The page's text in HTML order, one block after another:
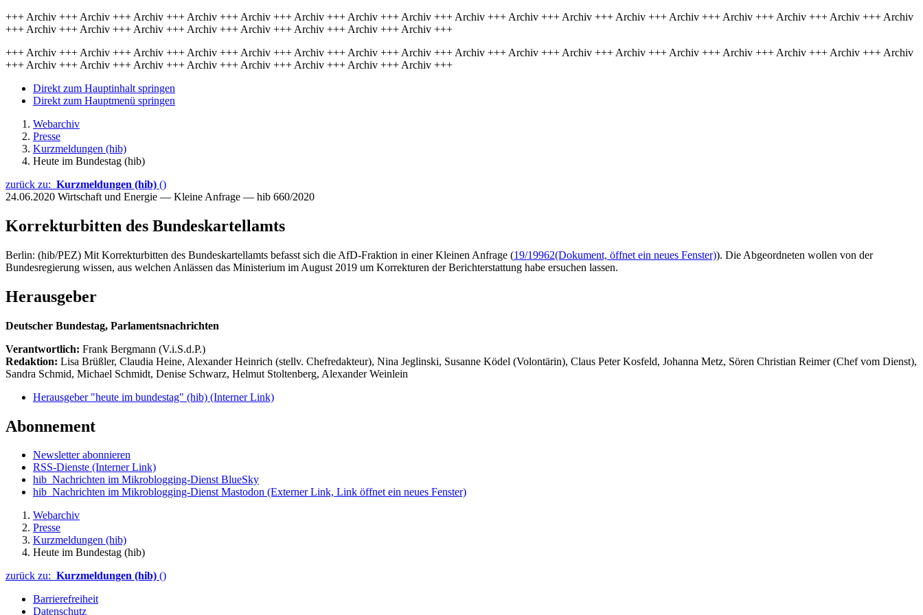
+++ Archiv +++ Archiv +++ Archiv +++ Archiv +++ Archiv +++ Archiv +++ Archiv +++ Archiv +++ Archiv +++ Archiv +++ Archiv +++ Archiv +++ Archiv +++ Archiv +++ Archiv +++ Archiv +++ Archiv
+++ Archiv +++ Archiv +++ Archiv +++ Archiv +++ Archiv +++ Archiv +++ Archiv +++ Archiv +++
+++ Archiv +++ Archiv +++ Archiv +++ Archiv +++ Archiv +++ Archiv +++ Archiv +++ Archiv +++ Archiv +++ Archiv +++ Archiv +++ Archiv +++ Archiv +++ Archiv +++ Archiv +++ Archiv +++ Archiv
+++ Archiv +++ Archiv +++ Archiv +++ Archiv +++ Archiv +++ Archiv +++ Archiv +++ Archiv +++
Direkt zum Hauptinhalt springen
Direkt zum Hauptmenü springen
Webarchiv
Presse
Kurzmeldungen (hib)
Heute im Bundestag (hib)
zurück zu: Kurzmeldungen (hib) ()
24.06.2020 Wirtschaft und Energie — Kleine Anfrage — hib 660/2020
Korrekturbitten des Bundeskartellamts
Berlin: (hib/PEZ) Mit Korrekturbitten des Bundeskartellamts befasst sich die AfD-Fraktion in einer Kleinen Anfrage (19/19962(Dokument, öffnet ein neues Fenster)). Die Abgeordneten wollen von der
Bundesregierung wissen, aus welchen Anlässen das Ministerium im August 2019 um Korrekturen der Berichterstattung habe ersuchen lassen.
Herausgeber
Deutscher Bundestag, Parlamentsnachrichten
Verantwortlich: Frank Bergmann (V.i.S.d.P.)
Redaktion: Lisa Brüßler, Claudia Heine, Alexander Heinrich (stellv. Chefredakteur), Nina Jeglinski, Susanne Ködel (Volontärin), Claus Peter Kosfeld, Johanna Metz, Sören Christian Reimer (Chef vom Dienst),
Sandra Schmid, Michael Schmidt, Denise Schwarz, Helmut Stoltenberg, Alexander Weinlein
Herausgeber "heute im bundestag" (hib) (Interner Link)
Abonnement
Newsletter abonnieren
RSS-Dienste (Interner Link)
hib_Nachrichten im Mikroblogging-Dienst BlueSky
hib_Nachrichten im Mikroblogging-Dienst Mastodon (Externer Link, Link öffnet ein neues Fenster)
Webarchiv
Presse
Kurzmeldungen (hib)
Heute im Bundestag (hib)
zurück zu: Kurzmeldungen (hib) ()
Barrierefreiheit
Datenschutz